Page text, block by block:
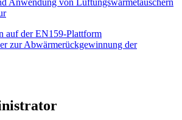
auf der EN159-Plattform
zur Abwärmerückgewinnung der